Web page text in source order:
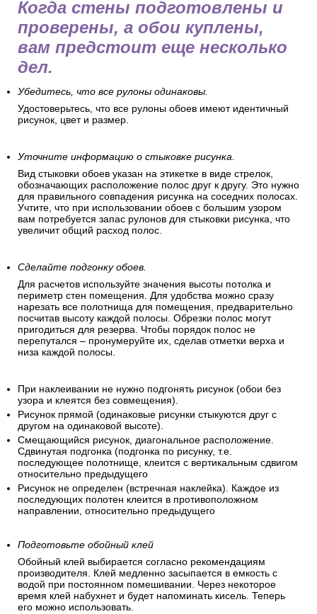
Когда стены подготовлены и
проверены, а обои куплены,
вам предстоит еще несколько
дел.
Убедитесь, что все рулоны одинаковы.
Удостоверьтесь, что все рулоны обоев имеют идентичный
рисунок, цвет и размер.
Уточните информацию о стыковке рисунка.
Вид стыковки обоев указан на этикетке в виде стрелок,
обозначающих расположение полос друг к другу. Это нужно
для правильного совпадения рисунка на соседних полосах.
Учтите, что при использовании обоев с большим узором
вам потребуется запас рулонов для стыковки рисунка, что
увеличит общий расход полос.
Сделайте подгонку обоев.
Для расчетов используйте значения высоты потолка и
периметр стен помещения. Для удобства можно сразу
нарезать все полотнища для помещения, предварительно
посчитав высоту каждой полосы. Обрезки полос могут
пригодиться для резерва. Чтобы порядок полос не
перепутался – пронумеруйте их, сделав отметки верха и
низа каждой полосы.
При наклеивании не нужно подгонять рисунок (обои без
узора и клеятся без совмещения).
Рисунок прямой (одинаковые рисунки стыкуются друг с
другом на одинаковой высоте).
Смещающийся рисунок, диагональное расположение.
Сдвинутая подгонка (подгонка по рисунку, т.е.
последующее полотнище, клеится с вертикальным сдвигом
относительно предыдущего
Рисунок не определен (встречная наклейка). Каждое из
последующих полотен клеится в противоположном
направлении, относительно предыдущего
Подготовьте обойный клей
Обойный клей выбирается согласно рекомендациям
производителя. Клей медленно засыпается в емкость с
водой при постоянном помешивании. Через некоторое
время клей набухнет и будет напоминать кисель. Теперь
его можно использовать.